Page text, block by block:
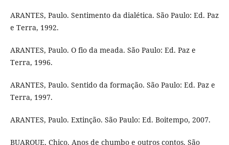
ARANTES, Paulo. Sentimento da dialética. São Paulo: Ed. Paz
e Terra, 1992.
ARANTES, Paulo. O fio da meada. São Paulo: Ed. Paz e
Terra, 1996.
ARANTES, Paulo. Sentido da formação. São Paulo: Ed. Paz e
Terra, 1997.
ARANTES, Paulo. Extinção. São Paulo: Ed. Boitempo, 2007.
BUARQUE, Chico. Anos de chumbo e outros contos. São